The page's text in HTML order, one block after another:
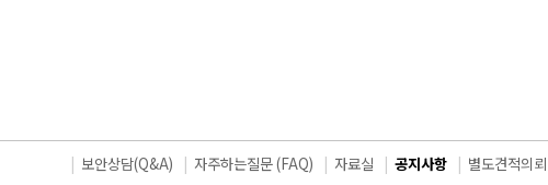
| 보안상담(Q&A) | 자주하는질문 (FAQ) | 자료실 | 공지사항 | 별도견적의뢰